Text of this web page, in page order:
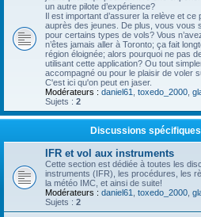
un autre pilote d’expérience?
Il est important d’assurer la relève et
auprès des jeunes. De plus, vous vous
pour certains types de vols? Vous
n’êtes jamais aller à Toronto; ça fait
région éloignée; alors pourquoi ne pas
utilisant cette application? Ou tout
accompagné ou pour le plaisir de voler
C'est ici qu'on peut en jaser.
Modérateurs : daniel61 toxedo_2000
Sujets : 2
Discussions
IFR et vol aux instruments
Cette section est dédiée à toutes les
instruments (IFR), les procédures, les
la météo IMC, et ainsi de suite!
Modérateurs : daniel61 toxedo_2000
Sujets : 2